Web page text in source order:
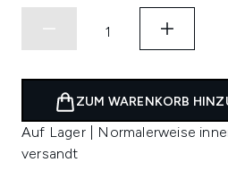
ZUM WARENKORB
Auf Lager | Normalerweise
versandt